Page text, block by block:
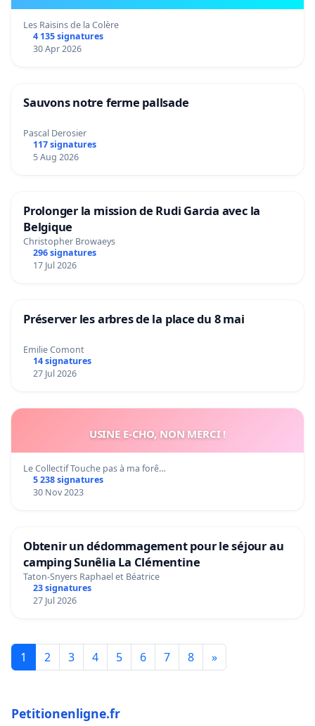
Les Raisins de la Colère
4 135 signatures
30 Apr 2026
Sauvons notre ferme pallsade
Pascal Derosier
117 signatures
5 Aug 2026
Prolonger la mission de Rudi Garcia avec la
Belgique
Christopher Browaeys
296 signatures
17 Jul 2026
Préserver les arbres de la place du 8 mai
Emilie Comont
14 signatures
27 Jul 2026
USINE E-CHO, NON MERCI !
Le Collectif Touche pas à ma forê…
5 238 signatures
30 Nov 2023
Obtenir un dédommagement pour le séjour au
camping Sunêlia La Clémentine
Taton-Snyers Raphael et Béatrice
23 signatures
27 Jul 2026
1 2 3 4 5 6 7 8 »
Petitionenligne.fr